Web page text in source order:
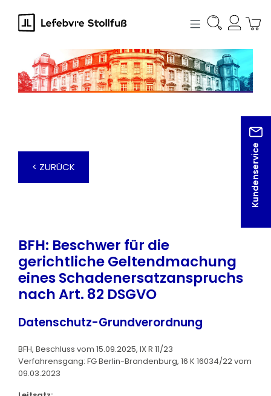
springen
Kundenservice
< ZURÜCK
BFH: Beschwer für die
gerichtliche Geltendmachung
eines Schadenersatzanspruchs
nach Art. 82 DSGVO
Datenschutz-Grundverordnung
BFH, Beschluss vom 15.09.2025, IX R 11/23
Verfahrensgang: FG Berlin-Brandenburg, 16 K 16034/22 vom
09.03.2023